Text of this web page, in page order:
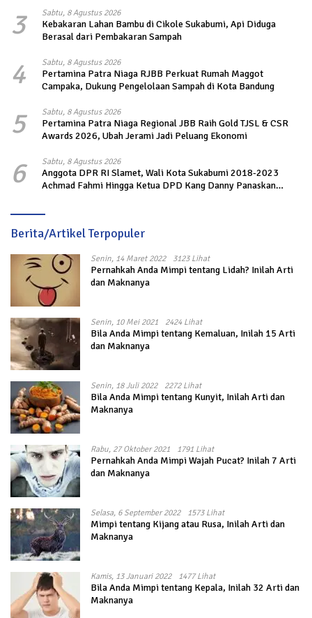
3 Sabtu, 8 Agustus 2026
Kebakaran Lahan Bambu di Cikole Sukabumi, Api Diduga
Berasal dari Pembakaran Sampah
4 Sabtu, 8 Agustus 2026
Pertamina Patra Niaga RJBB Perkuat Rumah Maggot
Campaka, Dukung Pengelolaan Sampah di Kota Bandung
5 Sabtu, 8 Agustus 2026
Pertamina Patra Niaga Regional JBB Raih Gold TJSL & CSR
Awards 2026, Ubah Jerami Jadi Peluang Ekonomi
6 Sabtu, 8 Agustus 2026
Anggota DPR RI Slamet, Wali Kota Sukabumi 2018-2023
Achmad Fahmi Hingga Ketua DPD Kang Danny Panaskan
Berita/Artikel Terpopuler
Senin, 14 Maret 2022 3123 Lihat
Pernahkah Anda Mimpi tentang Lidah? Inilah Arti
dan Maknanya
Senin, 10 Mei 2021 2424 Lihat
Bila Anda Mimpi tentang Kemaluan, Inilah 15 Arti
dan Maknanya
Senin, 18 Juli 2022 2272 Lihat
Bila Anda Mimpi tentang Kunyit, Inilah Arti dan
Maknanya
Rabu, 27 Oktober 2021 1791 Lihat
Pernahkah Anda Mimpi Wajah Pucat? Inilah 7 Arti
dan Maknanya
Selasa, 6 September 2022 1573 Lihat
Mimpi tentang Kijang atau Rusa, Inilah Arti dan
Maknanya
Kamis, 13 Januari 2022 1477 Lihat
Bila Anda Mimpi tentang Kepala, Inilah 32 Arti dan
Maknanya